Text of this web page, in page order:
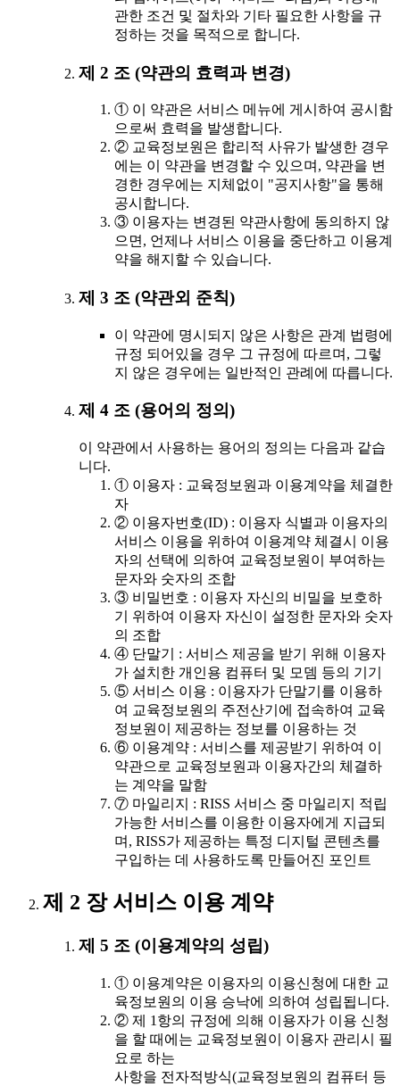
관한 조건 및 절차와 기타 필요한 사항을 규
정하는 것을 목적으로 합니다.
제 2 조 (약관의 효력과 변경)
① 이 약관은 서비스 메뉴에 게시하여 공시함
으로써 효력을 발생합니다.
② 교육정보원은 합리적 사유가 발생한 경우
에는 이 약관을 변경할 수 있으며, 약관을 변
경한 경우에는 지체없이 "공지사항"을 통해
공시합니다.
③ 이용자는 변경된 약관사항에 동의하지 않
으면, 언제나 서비스 이용을 중단하고 이용계
약을 해지할 수 있습니다.
제 3 조 (약관외 준칙)
이 약관에 명시되지 않은 사항은 관계 법령에
규정 되어있을 경우 그 규정에 따르며, 그렇
지 않은 경우에는 일반적인 관례에 따릅니다.
제 4 조 (용어의 정의)
이 약관에서 사용하는 용어의 정의는 다음과 같습
니다.
① 이용자 : 교육정보원과 이용계약을 체결한
자
② 이용자번호(ID) : 이용자 식별과 이용자의
서비스 이용을 위하여 이용계약 체결시 이용
자의 선택에 의하여 교육정보원이 부여하는
문자와 숫자의 조합
③ 비밀번호 : 이용자 자신의 비밀을 보호하
기 위하여 이용자 자신이 설정한 문자와 숫자
의 조합
④ 단말기 : 서비스 제공을 받기 위해 이용자
가 설치한 개인용 컴퓨터 및 모뎀 등의 기기
⑤ 서비스 이용 : 이용자가 단말기를 이용하
여 교육정보원의 주전산기에 접속하여 교육
정보원이 제공하는 정보를 이용하는 것
⑥ 이용계약 : 서비스를 제공받기 위하여 이
약관으로 교육정보원과 이용자간의 체결하
는 계약을 말함
⑦ 마일리지 : RISS 서비스 중 마일리지 적립
가능한 서비스를 이용한 이용자에게 지급되
며, RISS가 제공하는 특정 디지털 콘텐츠를
구입하는 데 사용하도록 만들어진 포인트
제 2 장 서비스 이용 계약
제 5 조 (이용계약의 성립)
① 이용계약은 이용자의 이용신청에 대한 교
육정보원의 이용 승낙에 의하여 성립됩니다.
② 제 1항의 규정에 의해 이용자가 이용 신청
을 할 때에는 교육정보원이 이용자 관리시 필
요로 하는
사항을 전자적방식(교육정보원의 컴퓨터 등